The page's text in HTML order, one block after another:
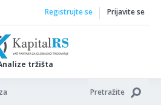
tržišta
Registrujte se Prijavite se
Pretražite